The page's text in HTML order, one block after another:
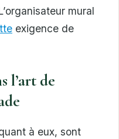
mural
exigence de
l’art de
à eux, sont